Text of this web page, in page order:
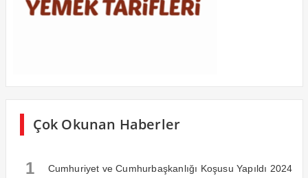
Çok Okunan Haberler
1 Cumhuriyet ve Cumhurbaşkanlığı Koşusu Yapıldı 2024